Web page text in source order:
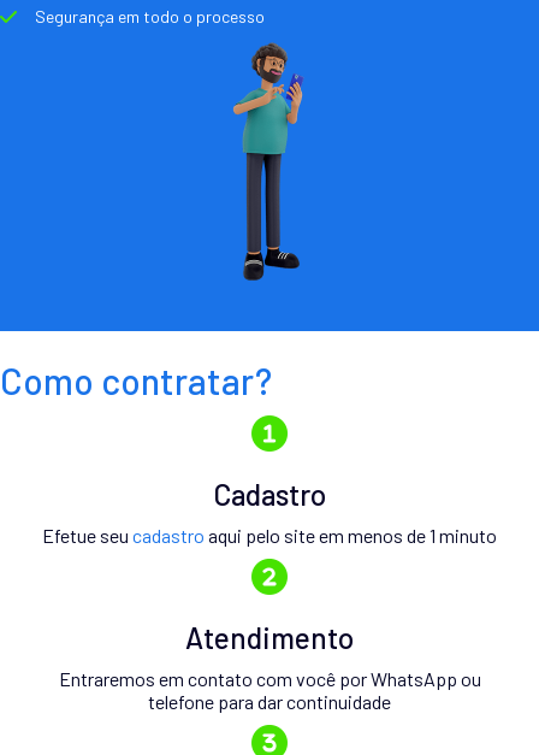
Segurança em todo o processo
Como contratar?
Cadastro
Efetue seu cadastro aqui pelo site em menos de 1 minuto
Atendimento
Entraremos em contato com você por WhatsApp ou
telefone para dar continuidade